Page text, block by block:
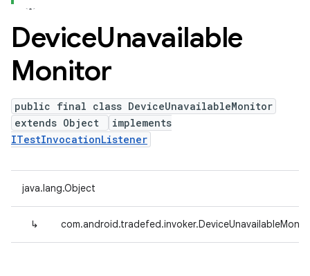
DeviceUnavailable
Monitor
public final class DeviceUnavailableMonitor
extends Object
implements
ITestInvocationListener
java.lang.Object
↳